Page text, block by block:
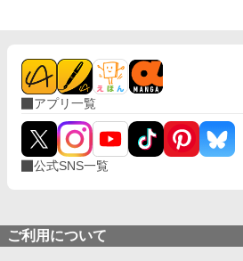
アプリ一覧
公式SNS一覧
ご利用について